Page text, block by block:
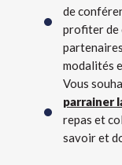
de
profiter de
modalités
Vous
parrainer
repas et
savoir et